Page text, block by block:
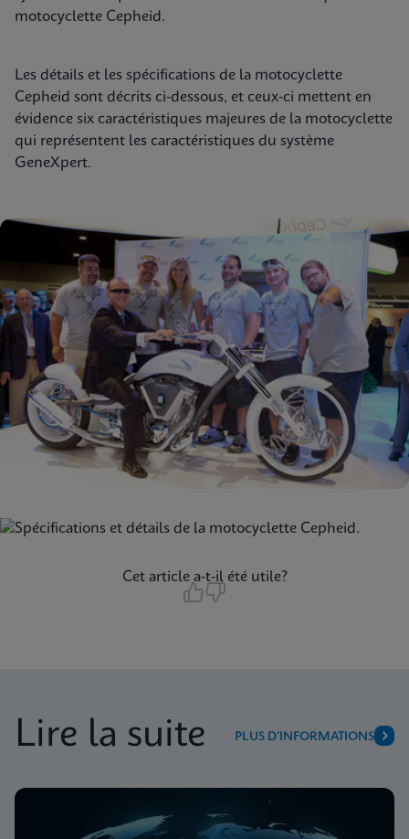
motocyclette Cepheid.
Les détails et les spécifications de la motocyclette
Cepheid sont décrits ci-dessous, et ceux-ci mettent en
évidence six caractéristiques majeures de la motocyclette
qui représentent les caractéristiques du système
GeneXpert.
Cet article a-t-il été utile?
Lire la suite PLUS D’INFORMATIONS